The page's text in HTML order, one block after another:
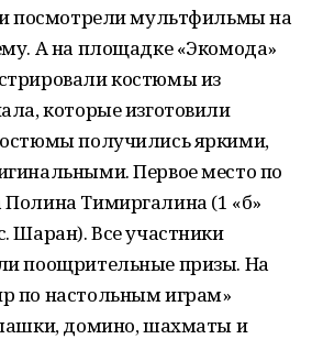
посмотрели мультфильмы на
А на площадке «Экомода»
костюмы из
которые изготовили
получились яркими,
Первое место по
Тимиргалина (1 «б»
Шаран). Все участники
поощрительные призы. На
по настольным играм»
домино, шахматы и